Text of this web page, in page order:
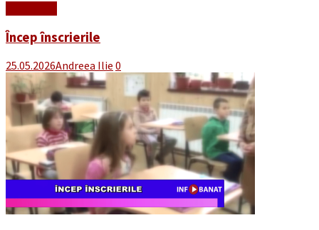
Încep înscrierile
25.05.2026Andreea Ilie 0